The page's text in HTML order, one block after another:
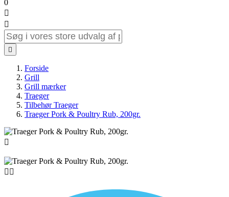
0



Forside
Grill
Grill mærker
Traeger
Tilbehør Traeger
Traeger Pork & Poultry Rub, 200gr.

 